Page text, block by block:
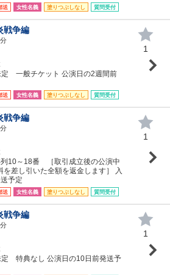
送 女性名義 塗りつぶしなし 質問受付
戦争編
定 一般チケット 公演日の2週間前
送 女性名義 塗りつぶしなし 質問受付
1
戦争編
10～18番 ［取引成立後の公演中
を差し引いた全額を返金します］ 入
予定
送 女性名義 塗りつぶしなし 質問受付
1
戦争編
定 特典なし 公演日の10日前発送予
1